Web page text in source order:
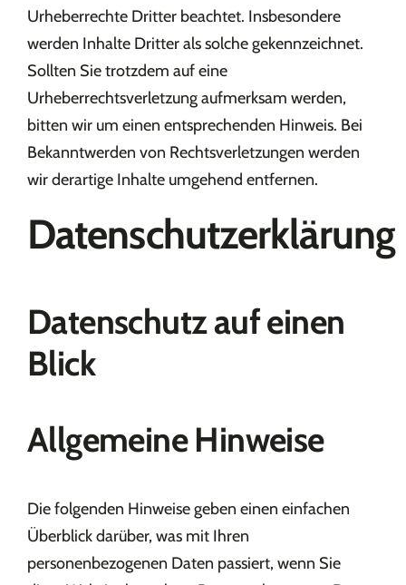
Urheberrechte Dritter beachtet. Insbesondere
werden Inhalte Dritter als solche gekennzeichnet.
Sollten Sie trotzdem auf eine
Urheberrechtsverletzung aufmerksam werden,
bitten wir um einen entsprechenden Hinweis. Bei
Bekanntwerden von Rechtsverletzungen werden
wir derartige Inhalte umgehend entfernen.
Datenschutzerklärung
Datenschutz auf einen
Blick
Allgemeine Hinweise
Die folgenden Hinweise geben einen einfachen
Überblick darüber, was mit Ihren
personenbezogenen Daten passiert, wenn Sie